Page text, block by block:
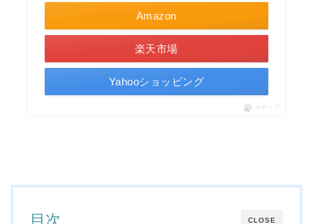
Amazon
楽天市場
Yahooショッピング
ポチップ
CLOSE
目次